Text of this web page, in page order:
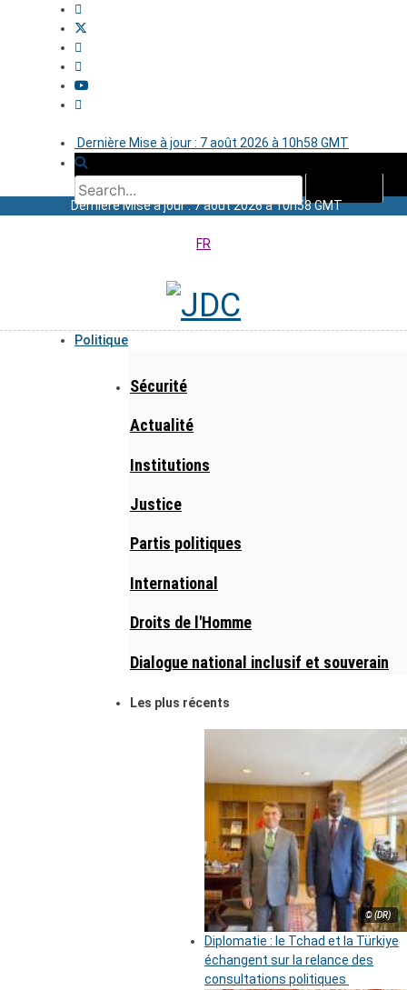
Dernière Mise à jour : 7 août 2026 à 10h58 GMT
Dernière Mise à jour : 7 août 2026 à 10h58 GMT
FR
Politique
Sécurité
Actualité
Institutions
Justice
Partis politiques
International
Droits de l'Homme
Dialogue national inclusif et souverain
Les plus récents
© (DR)
Diplomatie : le Tchad et la Türkiye
échangent sur la relance des
consultations politiques